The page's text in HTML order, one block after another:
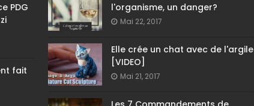
PDG
fait
l'organisme, un danger?
Mai 22, 2017
Elle crée un chat avec de l'argile
[VIDEO]
Mai 21, 2017